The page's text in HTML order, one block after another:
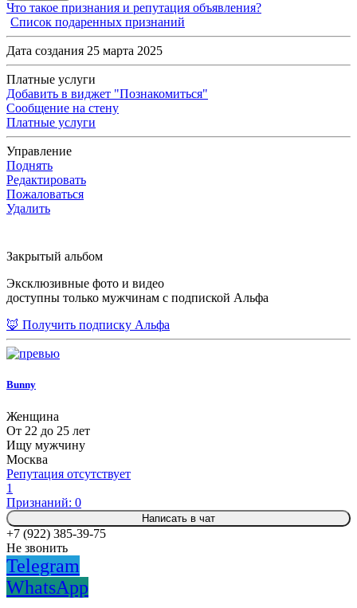
Что такое признания и репутация объявления?
Список подаренных признаний
Дата создания 25 марта 2025
Платные услуги
Добавить в виджет "Познакомиться"
Сообщение на стену
Платные услуги
Управление
Поднять
Редактировать
Пожаловаться
Удалить
Закрытый альбом
Эксклюзивные фото и видео
доступны только мужчинам с подпиской Альфа
🦊 Получить подписку Альфа
Bunny
Женщина
От 22 до 25 лет
Ищу мужчину
Москва
Репутация отсутствует
1
Признаний: 0
Написать в чат
+7 (922) 385-39-75
Не звонить
Telegram
WhatsApp